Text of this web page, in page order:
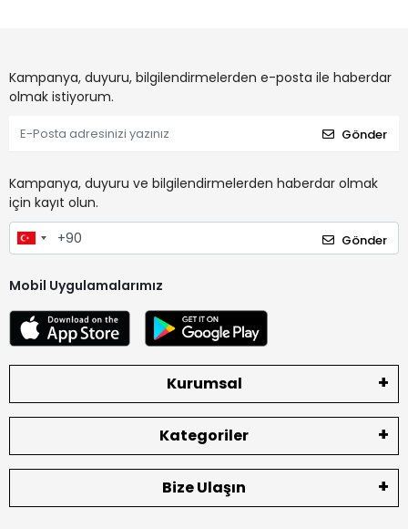
Kampanya, duyuru, bilgilendirmelerden e-posta ile haberdar
olmak istiyorum.
Gönder
Kampanya, duyuru ve bilgilendirmelerden haberdar olmak
için kayıt olun.
Gönder
Mobil Uygulamalarımız
Kurumsal
Kategoriler
Bize Ulaşın